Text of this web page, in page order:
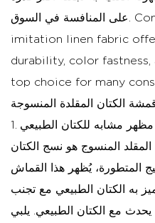
على المنافسة في السوق. Compared to natural linen,
imitation linen fabric
durability, color fastness,
top choice for many
الكتان المقلدة المنسوجة
1. مظهر مشابه للكتان الطبيعي
المقلد المنسوج هو نسج الكتان
المتطورة، يُظهر هذا القماش
به الكتان الطبيعي مع تجنب
يحدث مع الكتان الطبيعي. يلبي